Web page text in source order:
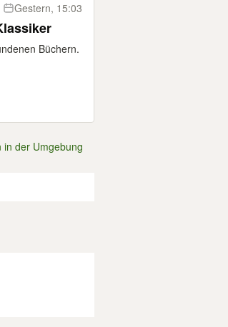
Gestern, 15:03
Büchern.
in der Umgebung